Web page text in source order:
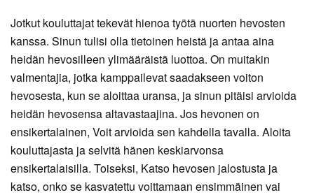
Jotkut kouluttajat tekevät hienoa työtä nuorten hevosten
kanssa. Sinun tulisi olla tietoinen heistä ja antaa aina
heidän hevosilleen ylimääräistä luottoa. On muitakin
valmentajia, jotka kamppailevat saadakseen voiton
hevosesta, kun se aloittaa uransa, ja sinun pitäisi arvioida
heidän hevosensa altavastaajina. Jos hevonen on
ensikertalainen, Voit arvioida sen kahdella tavalla. Aloita
kouluttajasta ja selvitä hänen keskiarvonsa
ensikertalaisilla. Toiseksi, Katso hevosen jalostusta ja
katso, onko se kasvatettu voittamaan ensimmäinen vai